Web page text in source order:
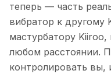
теперь — часть
вибратор к другому
мастурбатору
любом расстоянии.
контролировать вы,